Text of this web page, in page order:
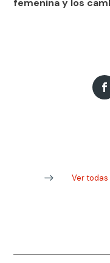
femenina y los
Ver todas